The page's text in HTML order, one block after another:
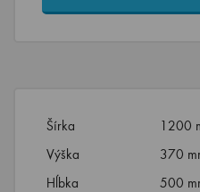
Šírka
1200
Výška
370
Hĺbka
500